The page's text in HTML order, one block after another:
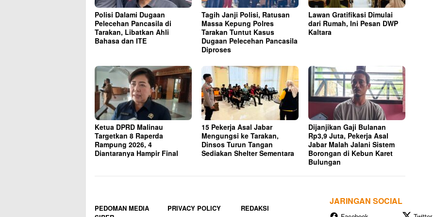
Polisi Dalami Dugaan
Pelecehan Pancasila di
Tarakan, Libatkan Ahli
Bahasa dan ITE
Tagih Janji Polisi, Ratusan
Massa Kepung Polres
Tarakan Tuntut Kasus
Dugaan Pelecehan Pancasila
Diproses
Lawan Gratifikasi Dimulai
dari Rumah, Ini Pesan DWP
Kaltara
Ketua DPRD Malinau
Targetkan 8 Raperda
Rampung 2026, 4
Diantaranya Hampir Final
15 Pekerja Asal Jabar
Mengungsi ke Tarakan,
Dinsos Turun Tangan
Sediakan Shelter Sementara
Dijanjikan Gaji Bulanan
Rp3,9 Juta, Pekerja Asal
Jabar Malah Jalani Sistem
Borongan di Kebun Karet
Bulungan
PEDOMAN MEDIA
PRIVACY POLICY REDAKSI
JARINGAN SOCIAL